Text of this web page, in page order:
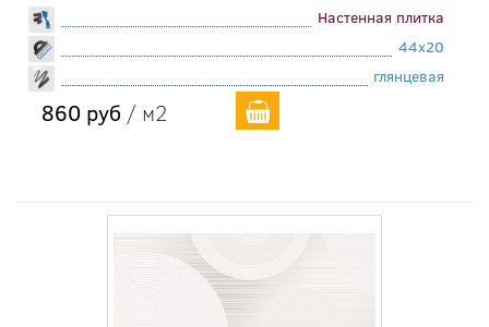
Настенная плитка
44x20
глянцевая
860 руб / м2